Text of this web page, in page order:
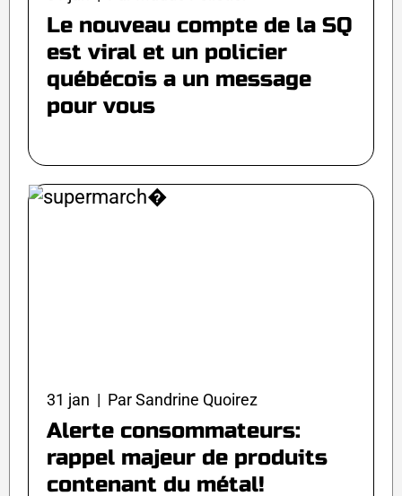
Le nouveau compte de la SQ
est viral et un policier
québécois a un message
pour vous
31 jan | Par Sandrine Quoirez
Alerte consommateurs:
rappel majeur de produits
contenant du métal!